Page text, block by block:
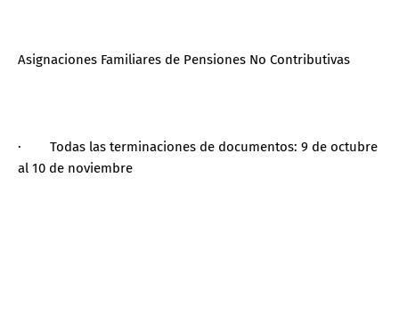
Asignaciones Familiares de Pensiones No Contributivas
· Todas las terminaciones de documentos: 9 de octubre
al 10 de noviembre